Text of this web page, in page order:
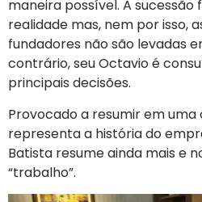
maneira possível. A sucessão
realidade mas, nem por isso,
fundadores não são levadas
contrário, seu Octavio é
principais decisões.
Provocado a resumir em uma
representa a história do
Batista resume ainda mais e
“trabalho”.